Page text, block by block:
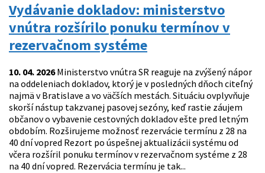
Vydávanie dokladov: ministerstvo
vnútra rozšírilo ponuku termínov v
rezervačnom systéme
10. 04. 2026Ministerstvo vnútra SR reaguje na zvýšený nápor
na oddeleniach dokladov, ktorý je v posledných dňoch citeľný
najmä v Bratislave a vo väčších mestách. Situáciu ovplyvňuje
skorší nástup takzvanej pasovej sezóny, keď rastie záujem
občanov o vybavenie cestovných dokladov ešte pred letným
obdobím. Rozširujeme možnosť rezervácie termínu z 28 na
40 dní vopred Rezort po úspešnej aktualizácii systému od
včera rozšíril ponuku termínov v rezervačnom systéme z 28
na 40 dní vopred. Rezervácia termínu je tak...